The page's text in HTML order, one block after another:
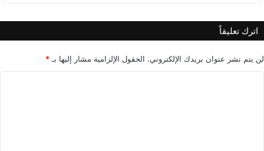
إ
ل
4
0
اترك تعليقاً
لن يتم نشر عنوان بريدك الإلكتروني. الحقول الإلزامية مشار إليها بـ *